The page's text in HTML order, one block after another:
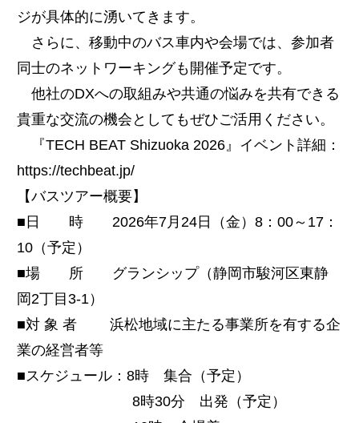
ジが具体的に湧いてきます。
さらに、移動中のバス車内や会場では、参加者
同士のネットワーキングも開催予定です。
他社のDXへの取組みや共通の悩みを共有できる
貴重な交流の機会としてもぜひご活用ください。
『TECH BEAT Shizuoka 2026』イベント詳細：
https://techbeat.jp/
【バスツアー概要】
■日 時 2026年7月24日（金）8：00～17：
10（予定）
■場 所 グランシップ（静岡市駿河区東静
岡2丁目3-1）
■対 象 者 浜松地域に主たる事業所を有する企
業の経営者等
■スケジュール：8時 集合（予定）
8時30分 出発（予定）